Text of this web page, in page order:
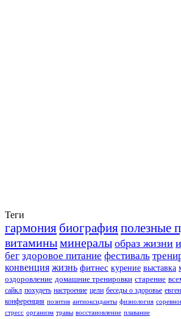
Теги
гармония биографияполезные
витаминыминералы образ жизни
бег здоровое питание фестиваль
конвенция жизнь фитнес курение выставка
оздоровление домашние тренировки старение
сайкл похудеть настроение цели беседы о здоровье
конференция позитив антиоксиданты физиология
стресс организм травы восстановление плавание